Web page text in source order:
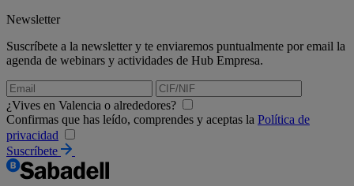
Newsletter
Suscríbete a la newsletter y te enviaremos puntualmente por email la
agenda de webinars y actividades de Hub Empresa.
¿Vives en Valencia o alrededores?
Confirmas que has leído, comprendes y aceptas la Política de
privacidad
Suscríbete